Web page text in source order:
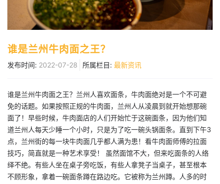
谁是兰州牛肉面之王？
发布时间: 2022-07-28 所属栏目: 最新资讯
谁是兰州牛肉面之王？兰州人喜欢面条，牛肉面绝对是一个不可避
免的话题。如果按照正规的牛肉面，兰州人从凌晨到就开始想那碗
面了！早些时候，牛肉面店的人们开始忙于这碗面条，因为他们知
道兰州人每天少睡一个小时，只是为了吃一碗头锅面条。直到下午3
点，兰州街的每一块牛肉面几乎都人满为患！看牛肉面师傅的拉面
技巧，简直就是一种艺术享受！ 虽然面馆不大，但来吃面条的人络
绎不绝。有些人坐在桌子旁吃饭，有些人拿凳子当桌子，甚至根本
不顾形象，拿着一碗面条蹲在路边吃。它被称为兰州蹲。人多的时